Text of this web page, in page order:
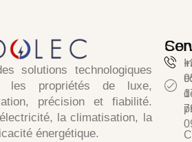
solutions technologiques
les propriétés de luxe,
précision et fiabilité.
la climatisation, la
énergétique.